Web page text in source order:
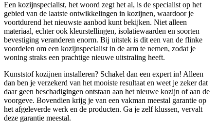
Een kozijnspecialist, het woord zegt het al, is de specialist op het
gebied van de laatste ontwikkelingen in kozijnen, waardoor je
voortdurend het nieuwste aanbod kunt bekijken. Niet alleen
materiaal, echter ook kleurstellingen, isolatiewaarden en soorten
bevestiging veranderen enorm. Bij uitstek is dit een van de flinke
voordelen om een kozijnspecialist in de arm te nemen, zodat je
woning straks een prachtige nieuwe uitstraling heeft.
Kunststof kozijnen installeren? Schakel dan een expert in! Alleen
dan ben je verzekerd van het mooiste resultaat en weet je zeker dat
daar geen beschadigingen ontstaan aan het nieuwe kozijn of aan de
voorgeve. Bovendien krijg je van een vakman meestal garantie op
het afgeleverde werk en de producten. Ga je zelf klussen, vervalt
deze garantie meestal.